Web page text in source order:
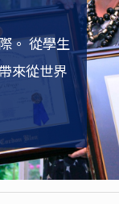
。從學生
來從世界